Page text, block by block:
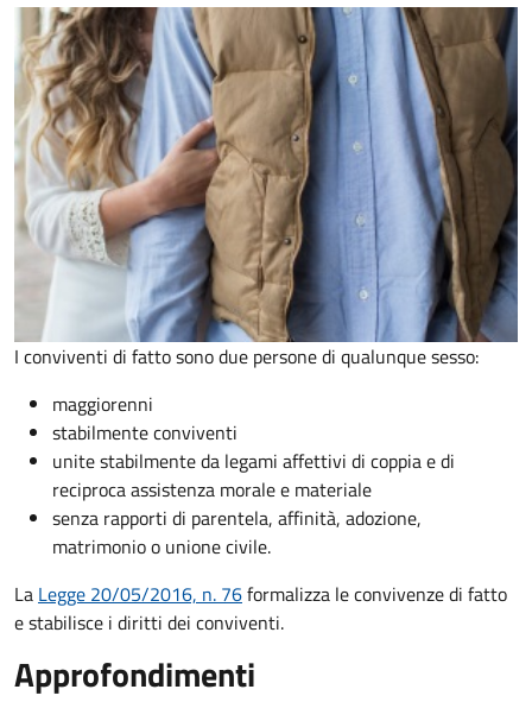
I conviventi di fatto sono due persone di qualunque sesso:
maggiorenni
stabilmente conviventi
unite stabilmente da legami affettivi di coppia e di
reciproca assistenza morale e materiale
senza rapporti di parentela, affinità, adozione,
matrimonio o unione civile.
La Legge 20/05/2016, n. 76formalizza le convivenze di fatto
e stabilisce i diritti dei conviventi.
Approfondimenti